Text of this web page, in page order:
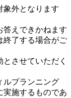
象外となります
答えできかねます
終了する場合がご
させていただく
ルプランニング
実施するものであ